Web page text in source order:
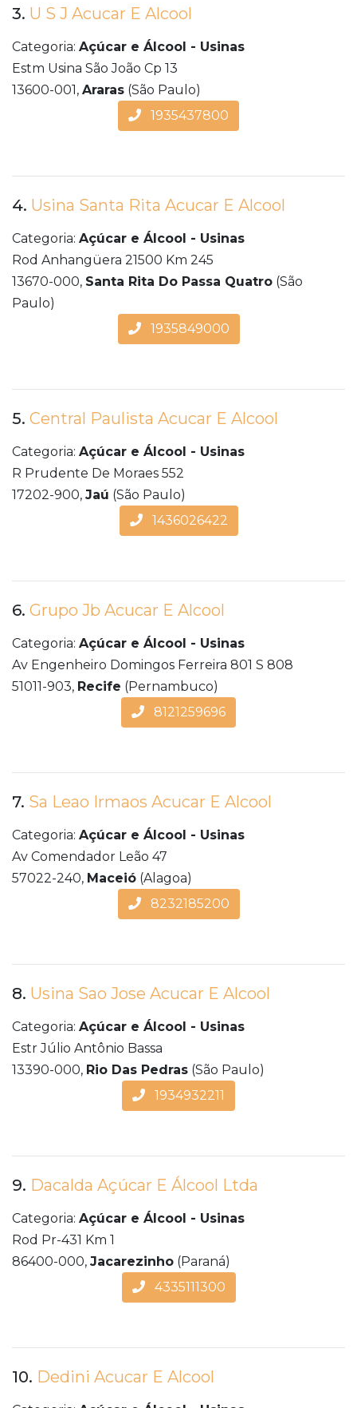
3. U S J Acucar E Alcool
Categoria: Açúcar e Álcool - Usinas
Estm Usina São João Cp 13
13600-001, Araras (São Paulo)
1935437800
4. Usina Santa Rita Acucar E Alcool
Categoria: Açúcar e Álcool - Usinas
Rod Anhangüera 21500 Km 245
13670-000, Santa Rita Do Passa Quatro (São
Paulo)
1935849000
5. Central Paulista Acucar E Alcool
Categoria: Açúcar e Álcool - Usinas
R Prudente De Moraes 552
17202-900, Jaú (São Paulo)
1436026422
6. Grupo Jb Acucar E Alcool
Categoria: Açúcar e Álcool - Usinas
Av Engenheiro Domingos Ferreira 801 S 808
51011-903, Recife (Pernambuco)
8121259696
7. Sa Leao Irmaos Acucar E Alcool
Categoria: Açúcar e Álcool - Usinas
Av Comendador Leão 47
57022-240, Maceió (Alagoa)
8232185200
8. Usina Sao Jose Acucar E Alcool
Categoria: Açúcar e Álcool - Usinas
Estr Júlio Antônio Bassa
13390-000, Rio Das Pedras (São Paulo)
1934932211
9. Dacalda Açúcar E Álcool Ltda
Categoria: Açúcar e Álcool - Usinas
Rod Pr-431 Km 1
86400-000, Jacarezinho (Paraná)
4335111300
10. Dedini Acucar E Alcool